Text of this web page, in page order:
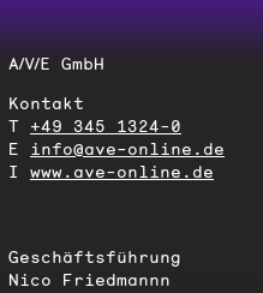
A/V/E GmbH
Kontakt
T +49 345 1324-0
E info@ave-online.de
I www.ave-online.de
Geschäftsführung
Nico Friedmannn